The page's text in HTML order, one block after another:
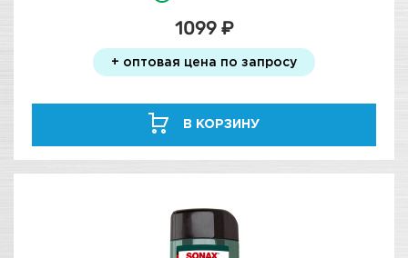
1099 ₽
+ оптовая цена по запросу
В КОРЗИНУ